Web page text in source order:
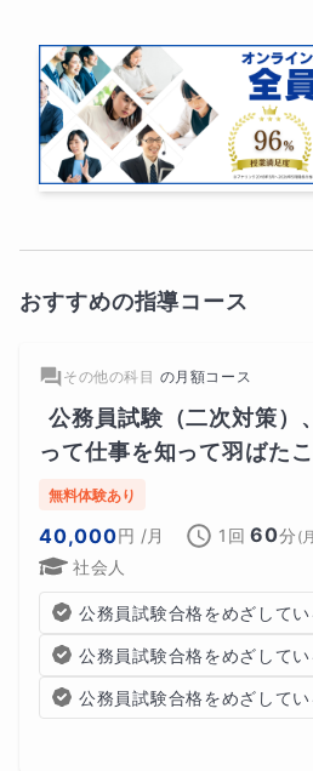
おすすめの指導コース
その他の科目 の月額コース
公務員試験（二次対策）
って仕事を知って羽ばたこ
無料体験あり
40,000円 /月 1回 60分 (
社会人
公務員試験合格をめざして
公務員試験合格をめざして
公務員試験合格をめざしてい